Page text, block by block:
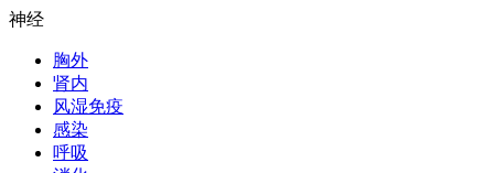
神经
胸外
肾内
风湿免疫
感染
呼吸